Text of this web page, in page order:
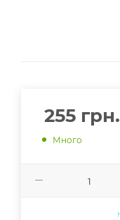
255 грн.
Много